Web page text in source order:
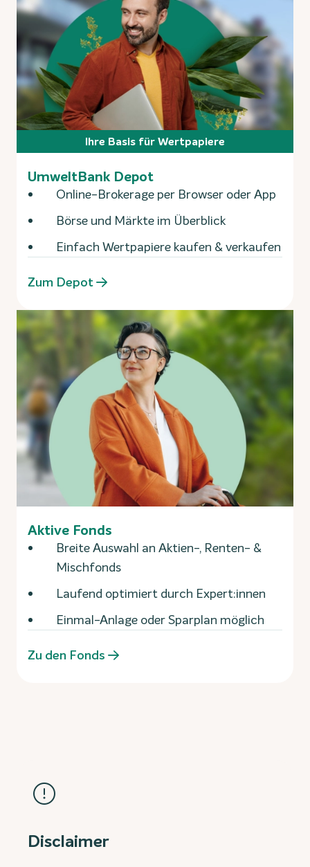
Ihre Basis für Wertpapiere
UmweltBank Depot
Online-Brokerage per Browser oder App
Börse und Märkte im Überblick
Einfach Wertpapiere kaufen & verkaufen
Zum Depot
Aktive Fonds
Breite Auswahl an Aktien-, Renten- &
Mischfonds
Laufend optimiert durch Expert:innen
Einmal-Anlage oder Sparplan möglich
Zu den Fonds
Disclaimer